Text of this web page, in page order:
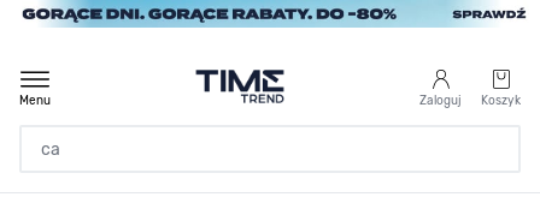
Przejdź do treści
Zaloguj Koszyk
Menu